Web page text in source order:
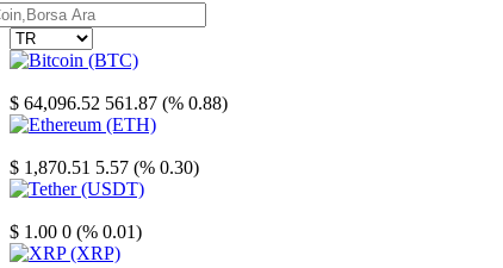
$ 64,096.52 561.87 (% 0.88)
$ 1,870.51 5.57 (% 0.30)
$ 1.00 0 (% 0.01)